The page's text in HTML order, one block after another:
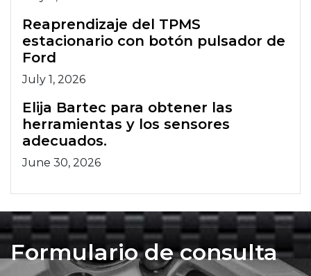
Reaprendizaje del TPMS
estacionario con botón pulsador de
Ford
July 1, 2026
Elija Bartec para obtener las
herramientas y los sensores
adecuados.
June 30, 2026
Formulario de consulta